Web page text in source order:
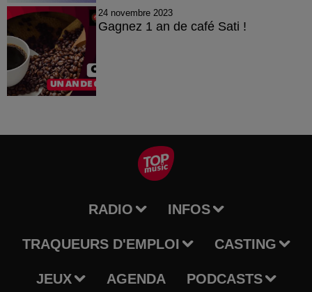
24 novembre 2023
Gagnez 1 an de café Sati !
RADIO INFOS
TRAQUEURS D'EMPLOI CASTING
JEUX AGENDA PODCASTS